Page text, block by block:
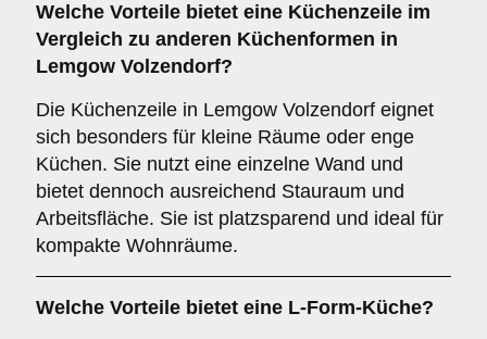
Welche Vorteile bietet eine Küchenzeile im
Vergleich zu anderen Küchenformen in
Lemgow Volzendorf?
Die Küchenzeile in Lemgow Volzendorf eignet
sich besonders für kleine Räume oder enge
Küchen. Sie nutzt eine einzelne Wand und
bietet dennoch ausreichend Stauraum und
Arbeitsfläche. Sie ist platzsparend und ideal für
kompakte Wohnräume.
Welche Vorteile bietet eine L-Form-Küche?